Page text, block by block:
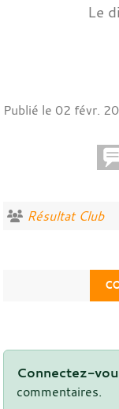
Le
Publié le 02 févr.
Résultat Club
Connectez-
commentaires.